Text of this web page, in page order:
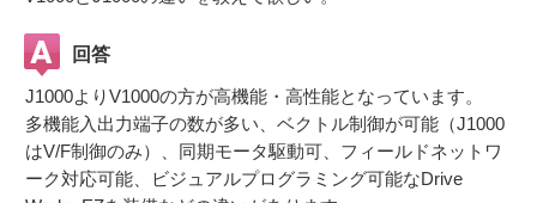
回答
J1000よりV1000の方が高機能・高性能となっています。
多機能入出力端子の数が多い、ベクトル制御が可能（J1000
はV/F制御のみ）、同期モータ駆動可、フィールドネットワ
ーク対応可能、ビジュアルプログラミング可能なDrive